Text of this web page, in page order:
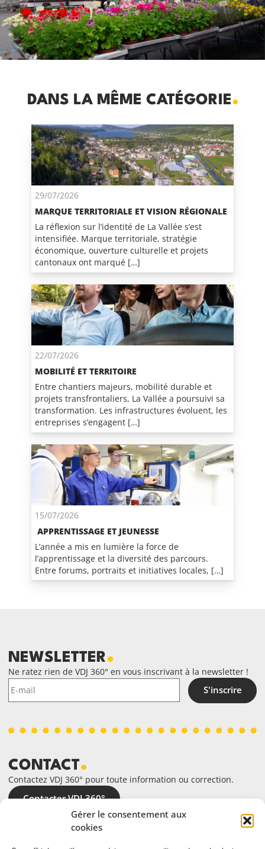
Gérer le consentement aux
cookies
DANS LA MÊME CATÉGORIE
29/07/2026
MARQUE TERRITORIALE ET VISION RÉGIONALE
La réflexion sur l’identité de La Vallée s’est
intensifiée. Marque territoriale, stratégie
économique, ouverture culturelle et projets
cantonaux ont marqué […]
22/07/2026
MOBILITÉ ET TERRITOIRE
Entre chantiers majeurs, mobilité durable et
projets transfrontaliers, La Vallée a poursuivi sa
transformation. Les infrastructures évoluent, les
entreprises s’engagent […]
15/07/2026
APPRENTISSAGE ET JEUNESSE
L’année a mis en lumière la force de
l’apprentissage et la diversité des parcours.
Entre forums, portraits et initiatives locales, […]
NEWSLETTER
Ne ratez rien de VDJ 360° en vous inscrivant à la newsletter !
S'inscrire
CONTACT
Contactez VDJ 360° pour toute information ou correction.
Contacter VDJ 360°